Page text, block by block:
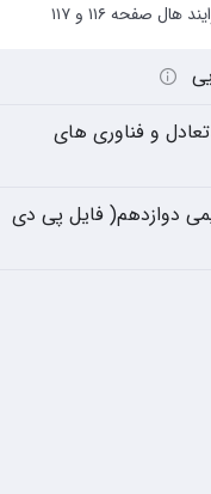
هال صفحه ۱۱۶ و ۱۱۷
و فناوری های
دوازدهم( فایل پی دی